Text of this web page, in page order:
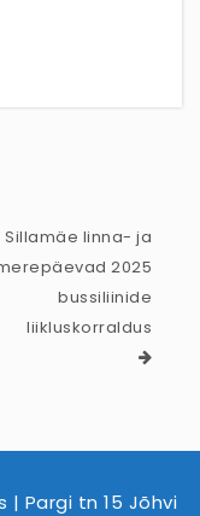
Sillamäe linna- ja
2025
bussiliinide
liikluskorraldus
| Pargi tn 15 Jõhvi